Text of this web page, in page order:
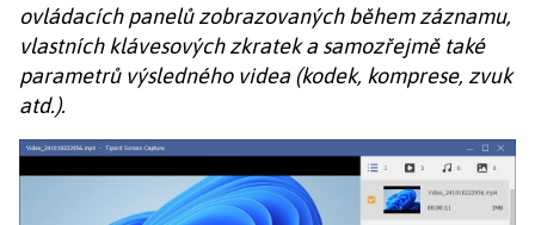
ovládacích panelů zobrazovaných během záznamu,
vlastních klávesových zkratek a samozřejmě také
parametrů výsledného videa (kodek, komprese, zvuk
atd.).